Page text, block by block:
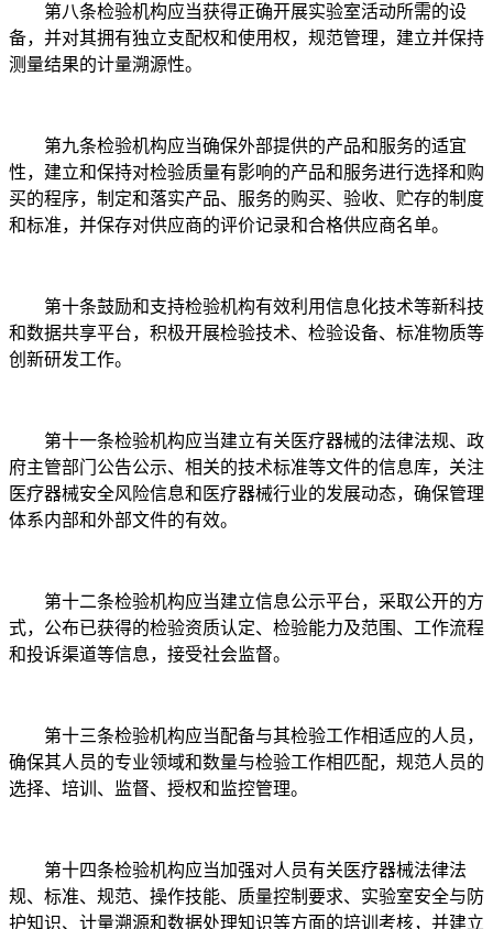
第八条检验机构应当获得正确开展实验室活动所需的设
备，并对其拥有独立支配权和使用权，规范管理，建立并保持
测量结果的计量溯源性。
第九条检验机构应当确保外部提供的产品和服务的适宜
性，建立和保持对检验质量有影响的产品和服务进行选择和购
买的程序，制定和落实产品、服务的购买、验收、贮存的制度
和标准，并保存对供应商的评价记录和合格供应商名单。
第十条鼓励和支持检验机构有效利用信息化技术等新科技
和数据共享平台，积极开展检验技术、检验设备、标准物质等
创新研发工作。
第十一条检验机构应当建立有关医疗器械的法律法规、政
府主管部门公告公示、相关的技术标准等文件的信息库，关注
医疗器械安全风险信息和医疗器械行业的发展动态，确保管理
体系内部和外部文件的有效。
第十二条检验机构应当建立信息公示平台，采取公开的方
式，公布已获得的检验资质认定、检验能力及范围、工作流程
和投诉渠道等信息，接受社会监督。
第十三条检验机构应当配备与其检验工作相适应的人员，
确保其人员的专业领域和数量与检验工作相匹配，规范人员的
选择、培训、监督、授权和监控管理。
第十四条检验机构应当加强对人员有关医疗器械法律法
规、标准、规范、操作技能、质量控制要求、实验室安全与防
护知识、计量溯源和数据处理知识等方面的培训考核，并建立